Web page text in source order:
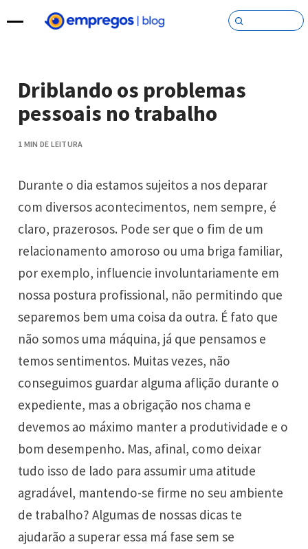
Pular para o conteúdo
Driblando os problemas
pessoais no trabalho
1 MIN DE LEITURA
Durante o dia estamos sujeitos a nos deparar
com diversos acontecimentos, nem sempre, é
claro, prazerosos. Pode ser que o fim de um
relacionamento amoroso ou uma briga familiar,
por exemplo, influencie involuntariamente em
nossa postura profissional, não permitindo que
separemos bem uma coisa da outra. É fato que
não somos uma máquina, já que pensamos e
temos sentimentos. Muitas vezes, não
conseguimos guardar alguma aflição durante o
expediente, mas a obrigação nos chama e
devemos ao máximo manter a produtividade e o
bom desempenho. Mas, afinal, como deixar
tudo isso de lado para assumir uma atitude
agradável, mantendo-se firme no seu ambiente
de trabalho? Algumas de nossas dicas te
ajudarão a superar essa má fase sem se